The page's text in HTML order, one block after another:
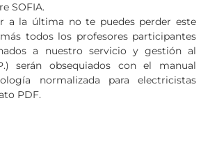
SOFIA.
a la última no te puedes perder este
todos los profesores participantes
a nuestro servicio y gestión al
serán obsequiados con el manual
normalizada para electricistas
PDF.